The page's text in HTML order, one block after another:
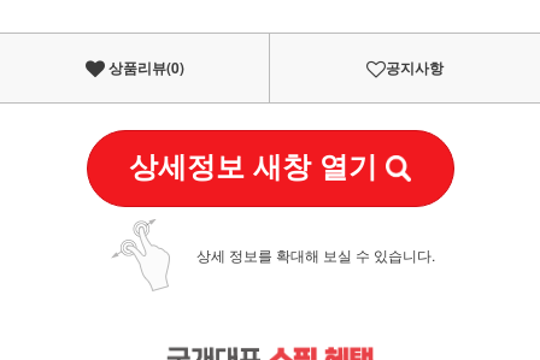
상품리뷰(0) 공지사항
상세정보 새창 열기
상세 정보를 확대해 보실 수 있습니다.